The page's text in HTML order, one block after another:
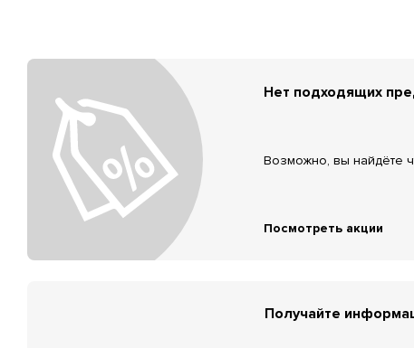
Нет подходящих
Возможно, вы найдёте
Посмотреть акции
Получайте